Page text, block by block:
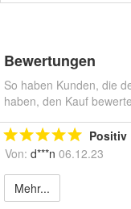
Bewertungen
So haben Kunden, die
haben, den Kauf
Positiv
Von: d***n 06.12.23
Mehr...